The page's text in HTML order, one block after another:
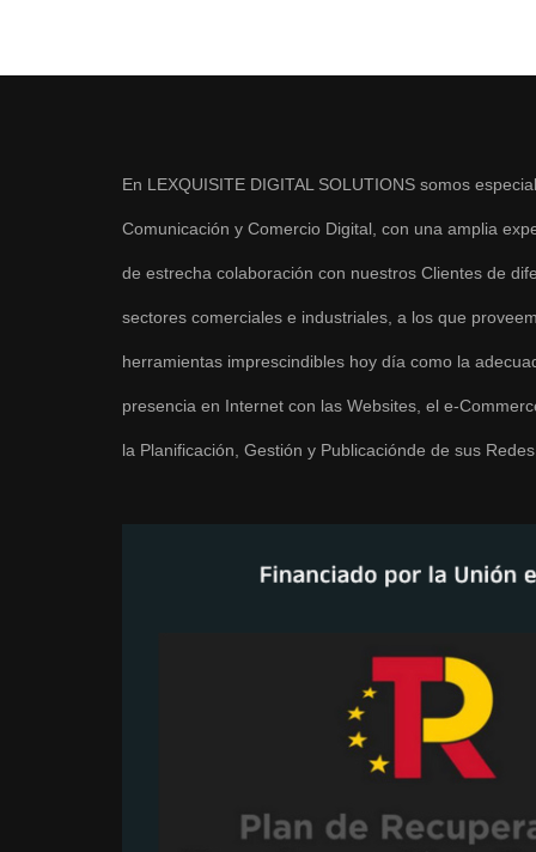
En LEXQUISITE DIGITAL SOLUTIONS somos
Comunicación y Comercio Digital, con una amplia
de estrecha colaboración con nuestros Clientes de
sectores comerciales e industriales, a los que
herramientas imprescindibles hoy día como la
presencia en Internet con las Websites, el e-
la Planificación, Gestión y Publicaciónde de sus Redes